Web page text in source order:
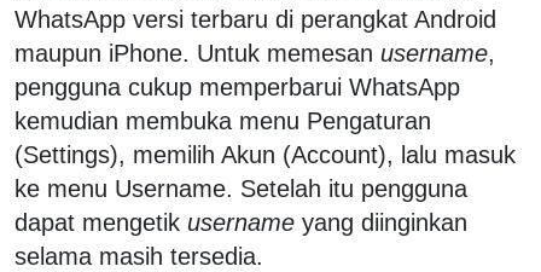
WhatsApp versi terbaru di perangkat Android
maupun iPhone. Untuk memesan username,
pengguna cukup memperbarui WhatsApp
kemudian membuka menu Pengaturan
(Settings), memilih Akun (Account), lalu masuk
ke menu Username. Setelah itu pengguna
dapat mengetik username yang diinginkan
selama masih tersedia.